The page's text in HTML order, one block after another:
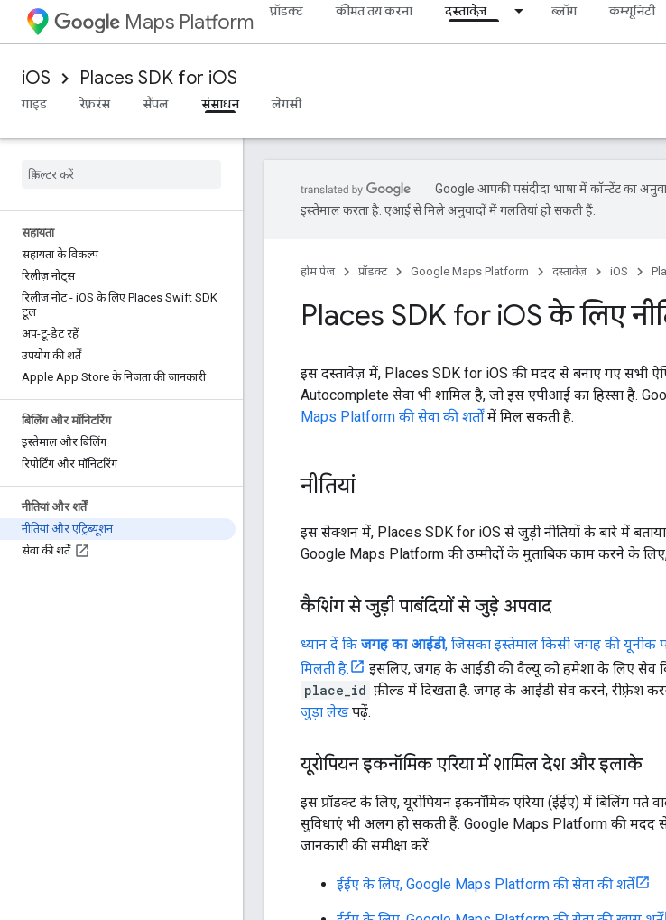
Maps Platform प्रॉडक्ट कीमत तय करना दस्तावेज़ ब्लॉग कम्यूनिटी
iOS Places SDK for iOS
गाइड
रेफ़रंस सैंपल संसाधन लेगसी
सहायता
सहायता के विकल्प
रिलीज़ नोट्स
रिलीज़ नोट - iOS के लिए Places Swift SDK
टूल
अप-टू-डेट रहें
उपयोग की शर्तें
Apple App Store के निजता की जानकारी
बिलिंग और मॉनिटरिंग
इस्तेमाल और बिलिंग
रिपोर्टिंग और मॉनिटरिंग
नीतियां और शर्तें
नीतियां और एट्रिब्यूशन
सेवा की शर्तें
Google आपकी पसंदीदा भाषा में कॉन्टेंट का
इस्तेमाल करता है. एआई से मिले अनुवादों में गलतियां हो सकती हैं.
होम पेज प्रॉडक्ट Google Maps Platform दस्तावेज़ iOS
Places SDK for iOS के लिए
इस दस्तावेज़ में, Places SDK for iOS की मदद से बनाए गए सभी
Autocomplete सेवा भी शामिल है, जो इस एपीआई का हिस्सा है.
Maps Platform की सेवा की शर्तोंमें मिल सकती है.
नीतियां
इस सेक्शन में, Places SDK for iOS से जुड़ी नीतियों के बारे में
Google Maps Platform की उम्मीदों के मुताबिक काम करने के
कैशिंग से जुड़ी पाबंदियों से जुड़े अपवाद
ध्यान दें कि जगह का आईडी, जिसका इस्तेमाल किसी जगह की यूनीक
मिलती है.
इसलिए, जगह के आईडी की वैल्यू को हमेशा के लिए सेव
place_id फ़ील्ड में दिखता है. जगह के आईडी सेव करने, रीफ़्रेश
जुड़ा लेखपढ़ें.
यूरोपियन इकनॉमिक एरिया में शामिल देश और इलाके
इस प्रॉडक्ट के लिए, यूरोपियन इकनॉमिक एरिया (ईईए) में बिलिंग पते
सुविधाएं भी अलग हो सकती हैं. Google Maps Platform की मदद
जानकारी की समीक्षा करें:
ईईए के लिए, Google Maps Platform की सेवा की शर्तें